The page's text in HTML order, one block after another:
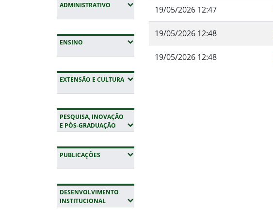
ADMINISTRATIVO (EXPANDIR SUBMENUS)
ENSINO (EXPANDIR SUBMENUS)
EXTENSÃO E CULTURA(EXPANDIR SUBMENUS)
PESQUISA, INOVAÇÃO
E PÓS-GRADUAÇÃO (EXPANDIR SUBMENUS)
PUBLICAÇÕES (EXPANDIR SUBMENUS)
DESENVOLVIMENTO
INSTITUCIONAL(EXPANDIR SUBMENUS)
19/05/2026 12:47
19/05/2026 12:48
19/05/2026 12:48